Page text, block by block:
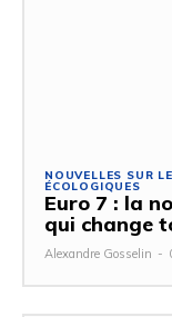
NOUVELLES SUR
ÉCOLOGIQUES
Euro 7 : la
qui change
Alexandre Gosselin -